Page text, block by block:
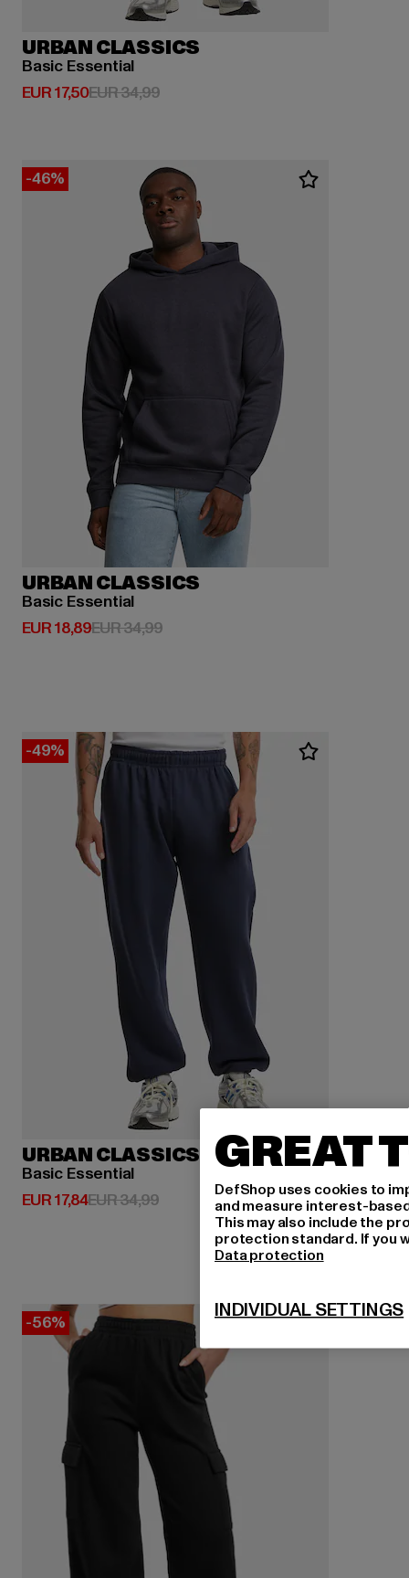
URBAN CLASSICS
Basic Essential
EUR 17,50
Huidige prijs: EUR 17,50
EUR 34,99Actieprijs: EUR 34,99
-46%
URBAN CLASSICS
Basic Essential
EUR 18,89
Huidige prijs: EUR 18,89
EUR 34,99Actieprijs: EUR 34,99
-49%
URBAN CLASSICS
Basic Essential
EUR 17,84
Huidige prijs: EUR 17,84
EUR 34,99Actieprijs: EUR 34,99
-56%
GREAT
DefShop uses cookies to
and measure interest-
This may also include the
protection standard. If you
Data protection
INDIVIDUAL SETTINGS